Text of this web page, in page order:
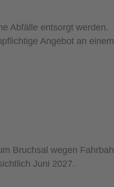
Abfälle entsorgt werden.
Angebot an
Bruchsal wegen
Juni 2027.